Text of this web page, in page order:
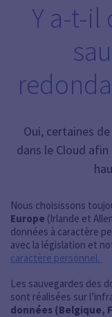
Y a-t-il
Oui, certaines
dans le Cloud
Nous choisissons
Europe (Irlande et
données à caractère
avec la législation et
caractère personnel.
Les sauvegardes des
sont réalisées sur
données (Belgique,